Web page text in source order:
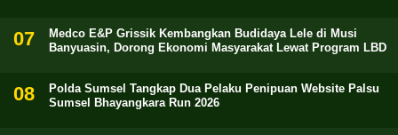
Medco E&P Grissik Kembangkan Budidaya Lele di Musi
Banyuasin, Dorong Ekonomi Masyarakat Lewat Program LBD
Polda Sumsel Tangkap Dua Pelaku Penipuan Website Palsu
Sumsel Bhayangkara Run 2026